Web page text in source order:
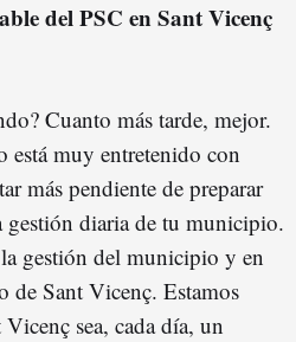
del PSC en Sant Vicenç
Cuanto más tarde, mejor.
está muy entretenido con
más pendiente de preparar
gestión diaria de tu municipio.
gestión del municipio y en
Sant Vicenç. Estamos
sea, cada día, un